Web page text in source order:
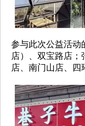
参与此次公益活动
店）、双宝路店
店、南门山店、四